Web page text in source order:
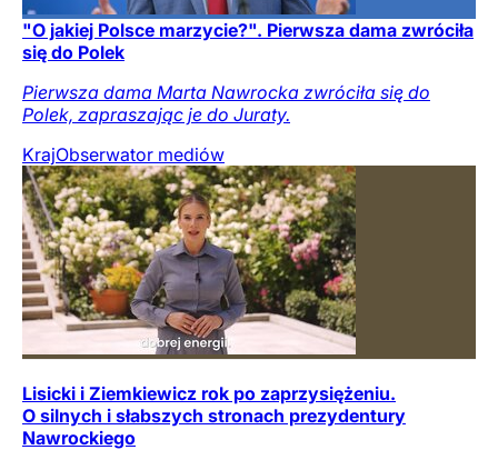
"O jakiej Polsce marzycie?". Pierwsza dama zwróciła
się do Polek
Pierwsza dama Marta Nawrocka zwróciła się do
Polek, zapraszając je do Juraty.
KrajObserwator mediów
Lisicki i Ziemkiewicz rok po zaprzysiężeniu.
O silnych i słabszych stronach prezydentury
Nawrockiego